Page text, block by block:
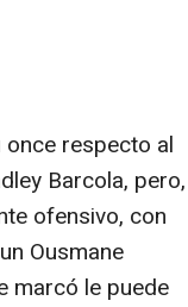
respecto al
Barcola, pero,
ofensivo, con
Ousmane
marcó le puede